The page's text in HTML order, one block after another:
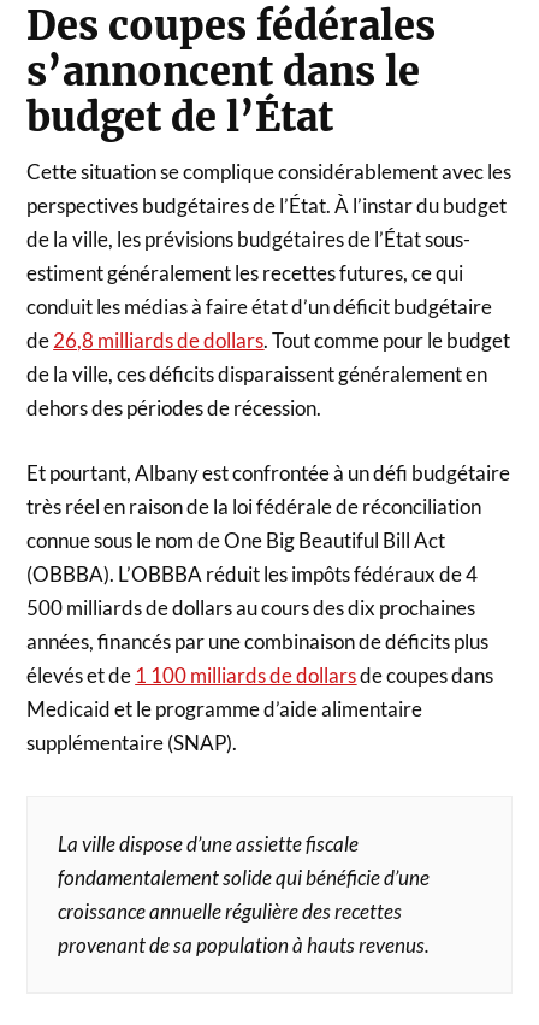
Des coupes fédérales
s’annoncent dans le
budget de l’État
Cette situation se complique considérablement avec les
perspectives budgétaires de l’État. À l’instar du budget
de la ville, les prévisions budgétaires de l’État sous-
estiment généralement les recettes futures, ce qui
conduit les médias à faire état d’un déficit budgétaire
de26,8 milliards de dollars. Tout comme pour le budget
de la ville, ces déficits disparaissent généralement en
dehors des périodes de récession.
Et pourtant, Albany est confrontée à un défi budgétaire
très réel en raison de la loi fédérale de réconciliation
connue sous le nom de One Big Beautiful Bill Act
(OBBBA). L’OBBBA réduit les impôts fédéraux de 4
500 milliards de dollars au cours des dix prochaines
années, financés par une combinaison de déficits plus
élevés et de 1 100 milliards de dollarsde coupes dans
Medicaid et le programme d’aide alimentaire
supplémentaire (SNAP).
La ville dispose d’une assiette fiscale
fondamentalement solide qui bénéficie d’une
croissance annuelle régulière des recettes
provenant de sa population à hauts revenus.